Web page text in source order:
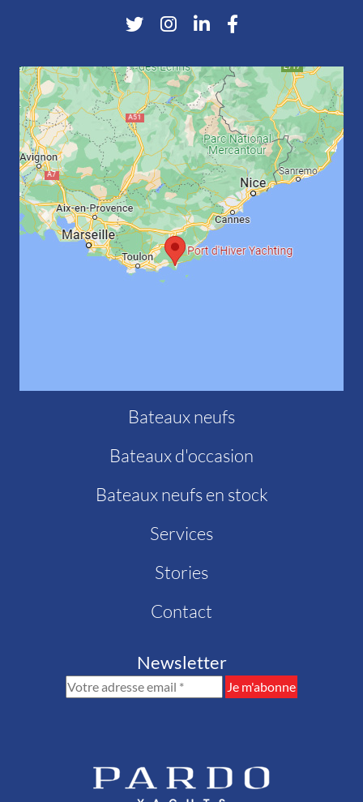
Bateaux neufs
Bateaux d'occasion
Bateaux neufs en stock
Services
Stories
Contact
Newsletter